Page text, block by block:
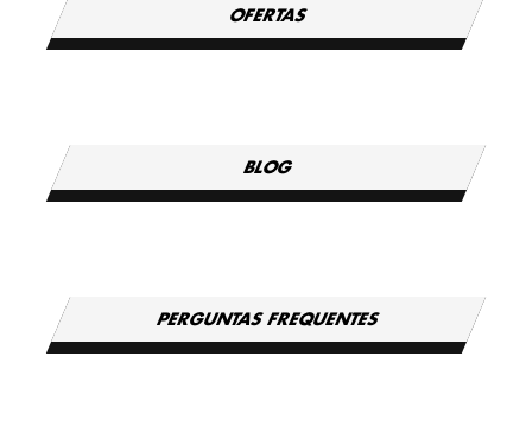
OFERTAS
BLOG
PERGUNTAS FREQUENTES